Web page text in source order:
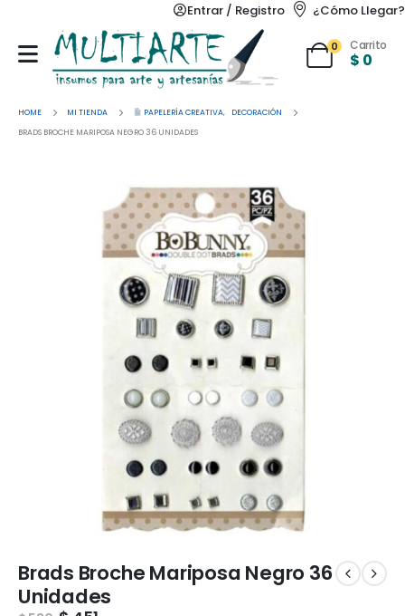
Entrar / Registro ¿Cómo Llegar?
0 Carrito
$ 0
HOME MI TIENDA PAPELERÍA CREATIVA,
DECORACIÓN
BRADS BROCHE MARIPOSA NEGRO 36 UNIDADES
Brads Broche Mariposa Negro 36
Unidades